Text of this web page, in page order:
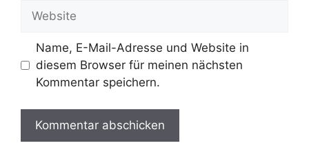
Website
Name, E-Mail-Adresse und Website in
diesem Browser für meinen nächsten
Kommentar speichern.